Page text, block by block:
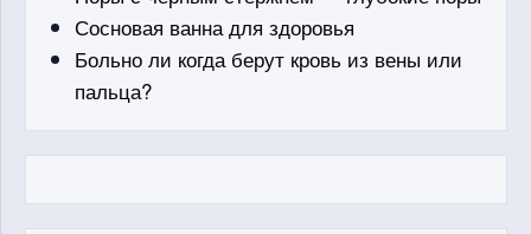
Сосновая ванна для здоровья
Больно ли когда берут кровь из вены или
пальца?